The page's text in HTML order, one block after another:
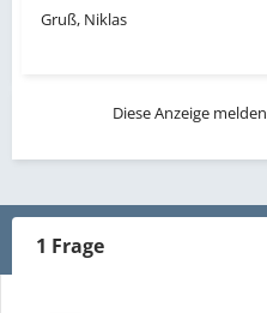
Gruß, Niklas
Diese Anzeige melden
1 Frage